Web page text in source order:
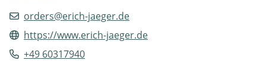
orders@erich-jaeger.de
https://www.erich-jaeger.de
+49 60317940